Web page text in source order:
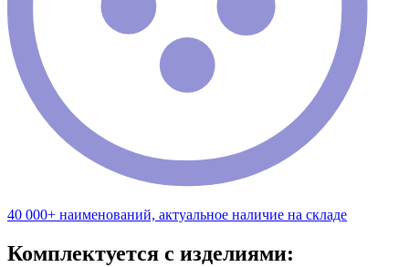
40 000+ наименований, актуальное наличие на складе
Комплектуется с изделиями: